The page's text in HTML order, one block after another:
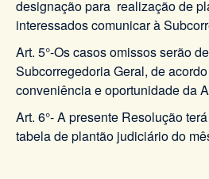
designação para realização de
interessados comunicar à
Art. 5°-Os casos omissos serão
Subcorregedoria Geral, de
conveniência e oportunidade da
Art. 6°- A presente Resolução
tabela de plantão judiciário do